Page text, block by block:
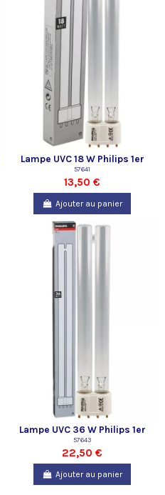
Lampe UVC 18 W Philips 1er
Prix
57641
13,50 €
Ajouter au panier
Lampe UVC 36 W Philips 1er
Prix
57643
22,50 €
Ajouter au panier